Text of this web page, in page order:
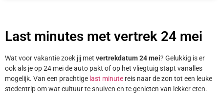
Last minutes met vertrek 24 mei
Wat voor vakantie zoek jij met vertrekdatum 24 mei? Gelukkig is er
ook als je op 24 mei de auto pakt of op het vliegtuig stapt vanalles
mogelijk. Van een prachtige last minute reis naar de zon tot een leuke
stedentrip om wat cultuur te snuiven en te genieten van lekker eten.